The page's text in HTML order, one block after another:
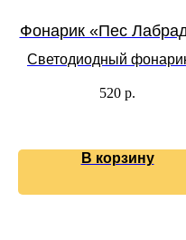
Фонарик «Пес
Светодиодный
520 р.
В корзину